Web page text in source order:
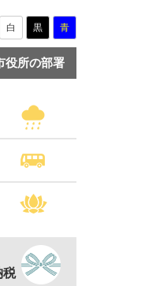
白 黒 青
役所の部署
税